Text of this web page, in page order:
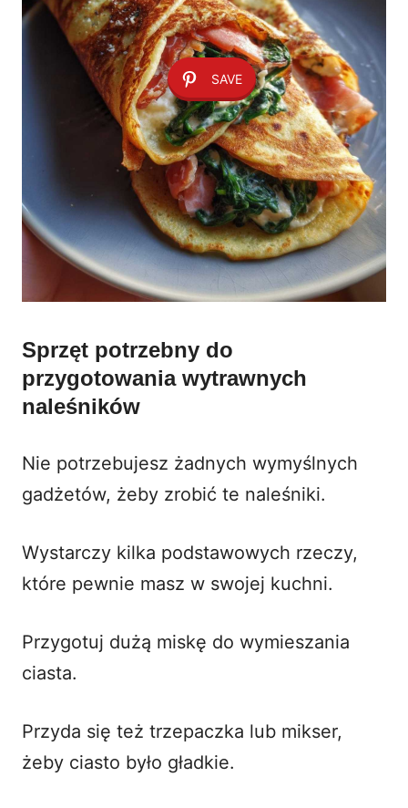
SAVE
Sprzęt potrzebny do
przygotowania wytrawnych
naleśników
Nie potrzebujesz żadnych wymyślnych
gadżetów, żeby zrobić te naleśniki.
Wystarczy kilka podstawowych rzeczy,
które pewnie masz w swojej kuchni.
Przygotuj dużą miskę do wymieszania
ciasta.
Przyda się też trzepaczka lub mikser,
żeby ciasto było gładkie.